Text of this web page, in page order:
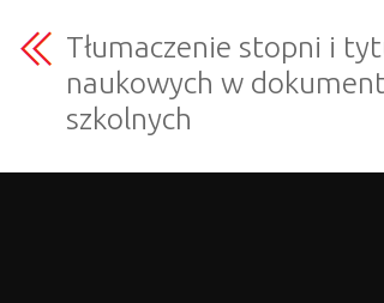
Tłumaczenie stopni i
naukowych w
szkolnych